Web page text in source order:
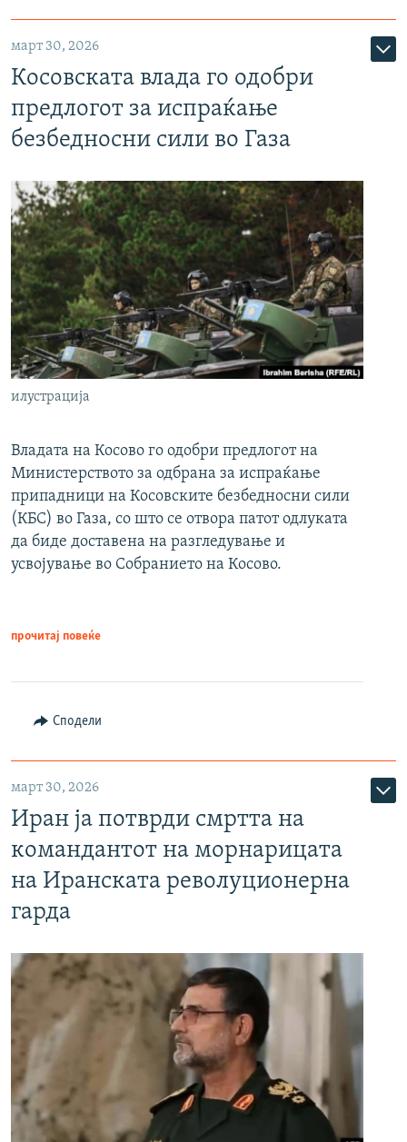
март 30, 2026
Косовската влада го одобри
предлогот за испраќање
безбедносни сили во Газа
илустрација
Владата на Косово го одобри предлогот на
Министерството за одбрана за испраќање
припадници на Косовските безбедносни сили
(КБС) во Газа, со што се отвора патот одлуката
да биде доставена на разгледување и
усвојување во Собранието на Косово.
прочитај повеќе
Сподели
март 30, 2026
Иран ја потврди смртта на
командантот на морнарицата
на Иранската револуционерна
гарда